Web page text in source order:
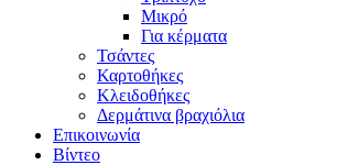
Μικρό
Για κέρματα
Τσάντες
Καρτοθήκες
Κλειδοθήκες
Δερμάτινα βραχιόλια
Επικοινωνία
Βίντεο